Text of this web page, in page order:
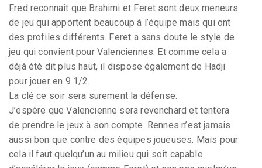
Fred reconnait que Brahimi et Feret sont deux meneurs
de jeu qui apportent beaucoup à l’équipe mais qui ont
des profiles différents. Feret a sans doute le style de
jeu qui convient pour Valenciennes. Et comme cela a
déjà été dit plus haut, il dispose également de Hadji
pour jouer en 9 1/2.
La clé ce soir sera surement la défense.
J’espère que Valencienne sera revenchard et tentera
de prendre le jeux à son compte. Rennes n’est jamais
aussi bon que contre des équipes joueuses. Mais pour
cela il faut quelqu’un au milieu qui soit capable